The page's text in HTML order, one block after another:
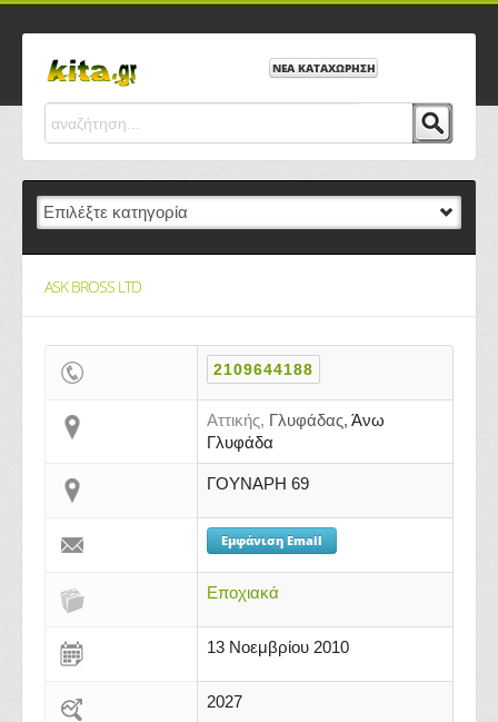
ΝΕΑ ΚΑΤΑΧΩΡΗΣΗ
ASK BROSS LTD
2109644188
Αττικής, Γλυφάδας, Άνω
Γλυφάδα
ΓΟΥΝΑΡΗ 69
Εμφάνιση Email
Εποχιακά
13 Νοεμβρίου 2010
2027